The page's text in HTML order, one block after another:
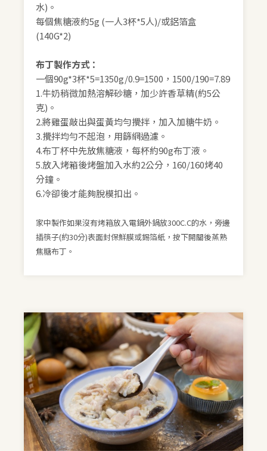
水)。
每個焦糖液約5g (一人3杯*5人)/或鋁箔盒
(140G*2)
布丁製作方式：
一個90g*3杯*5=1350g/0.9=1500，1500/190=7.89
1.牛奶稍微加熱溶解砂糖，加少許香草精(約5公
克)。
2.將雞蛋敲出與蛋黃均勻攪拌，加入加糖牛奶。
3.攪拌均勻不起泡，用篩網過濾。
4.布丁杯中先放焦糖液，每杯約90g布丁液。
5.放入烤箱後烤盤加入水約2公分，160/160烤40
分鐘。
6.冷卻後才能夠脫模扣出。
家中製作如果沒有烤箱放入電鍋外鍋放300C.C的水，旁邊
插筷子(約30分)表面封保鮮膜或錫箔紙，按下開關後蒸熟
焦糖布丁。